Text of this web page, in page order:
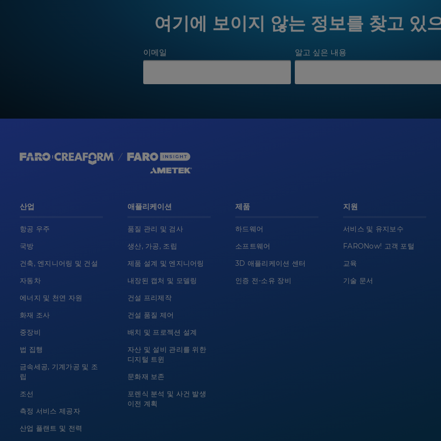
여기에 보이지 않는 정보를 찾고 있
이메일 알고 싶은 내용
산업
항공 우주
국방
건축, 엔지니어링 및 건설
자동차
에너지 및 천연 자원
화재 조사
중장비
법 집행
금속세공, 기계가공 및 조
립
조선
측정 서비스 제공자
산업 플랜트 및 전력
애플리케이션
품질 관리 및 검사
생산, 가공, 조립
제품 설계 및 엔지니어링
내장된 캡처 및 모델링
건설 프리제작
건설 품질 제어
배치 및 프로젝션 설계
자산 및 설비 관리를 위한
디지털 트윈
문화재 보존
포렌식 분석 및 사건 발생
이전 계획
제품
하드웨어
소프트웨어
3D 애플리케이션 센터
인증 전-소유 장비
지원
서비스 및 유지보수
FARONow! 고객 포털
교육
기술 문서